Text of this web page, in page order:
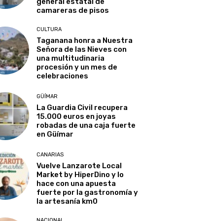
camareras de pisos
CULTURA
Taganana honra a Nuestra
Señora de las Nieves con
una multitudinaria
procesión y un mes de
celebraciones
GÜÍMAR
La Guardia Civil recupera
15.000 euros en joyas
robadas de una caja fuerte
en Güímar
CANARIAS
Vuelve Lanzarote Local
Market by HiperDino y lo
hace con una apuesta
fuerte por la gastronomía y
la artesanía km0